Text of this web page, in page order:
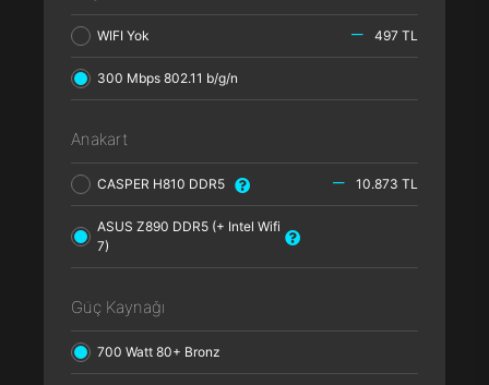
WIFI Yok 497 TL
300 Mbps 802.11 b/g/n
Anakart
CASPER H810 DDR5 10.873 TL
ASUS Z890 DDR5 (+ Intel Wifi
7)
Güç Kaynağı
700 Watt 80+ Bronz